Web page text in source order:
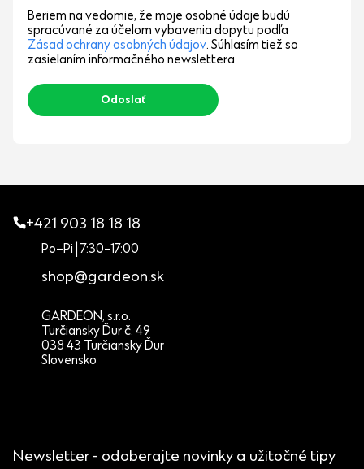
Beriem na vedomie, že moje osobné údaje budú
spracúvané za účelom vybavenia dopytu podľa
Zásad ochrany osobných údajov. Súhlasím tiež so
zasielaním informačného newslettera.
+421 903 18 18 18
Po–Pi | 7:30–17:00
shop@gardeon.sk
GARDEON, s.r.o.
Turčiansky Ďur č. 49
038 43 Turčiansky Ďur
Slovensko
Newsletter - odoberajte novinky a užitočné tipy